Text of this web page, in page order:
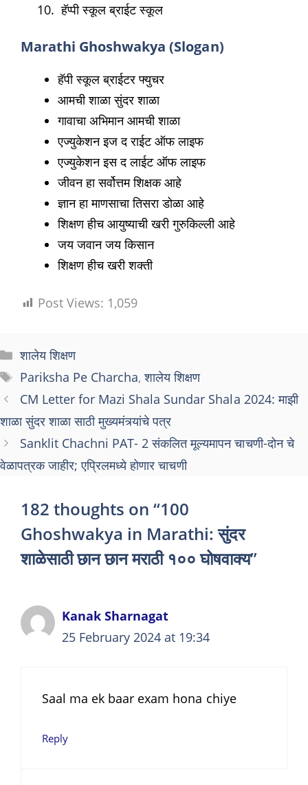
हॅप्पी स्कूल ब्राईट स्कूल
Marathi Ghoshwakya (Slogan)
हॅपी स्कूल ब्राईटर फ्युचर
आमची शाळा सुंदर शाळा
गावाचा अभिमान आमची शाळा
एज्युकेशन इज द राईट ऑफ लाइफ
एज्युकेशन इस द लाईट ऑफ लाइफ
जीवन हा सर्वोत्तम शिक्षक आहे
ज्ञान हा माणसाचा तिसरा डोळा आहे
शिक्षण हीच आयुष्याची खरी गुरुकिल्ली आहे
जय जवान जय किसान
शिक्षण हीच खरी शक्ती
Post Views: 1,059
Categories
शालेय शिक्षण
Tags
Pariksha Pe Charcha,शालेय शिक्षण
CM Letter for Mazi Shala Sundar Shala 2024: माझी
शाळा सुंदर शाळा साठी मुख्यमंत्र्यांचे पत्र
Sanklit Chachni PAT- 2 संकलित मूल्यमापन चाचणी-दोन चे
वेळापत्रक जाहीर; एप्रिलमध्ये होणार चाचणी
182 thoughts on “100
Ghoshwakya in Marathi: सुंदर
शाळेसाठी छान छान मराठी १०० घोषवाक्य”
Kanak Sharnagat
25 February 2024 at 19:34
Saal ma ek baar exam hona chiye
Reply